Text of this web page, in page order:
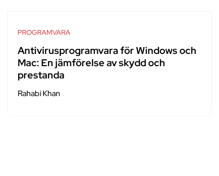
PROGRAMVARA
Antivirusprogramvara för Windows och
Mac: En jämförelse av skydd och
prestanda
Rahabi Khan